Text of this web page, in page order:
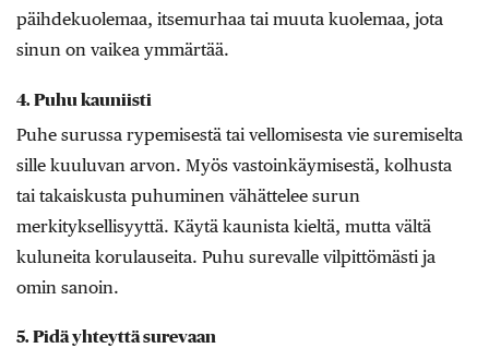
päihdekuolemaa, itsemurhaa tai muuta kuolemaa, jota
sinun on vaikea ymmärtää.
4. Puhu kauniisti
Puhe surussa rypemisestä tai vellomisesta vie suremiselta
sille kuuluvan arvon. Myös vastoinkäymisestä, kolhusta
tai takaiskusta puhuminen vähättelee surun
merkityksellisyyttä. Käytä kaunista kieltä, mutta vältä
kuluneita korulauseita. Puhu surevalle vilpittömästi ja
omin sanoin.
5. Pidä yhteyttä surevaan